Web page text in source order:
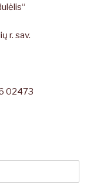
r. sav.
02473